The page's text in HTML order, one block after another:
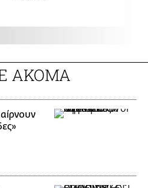
ΑΚΟΜΑ